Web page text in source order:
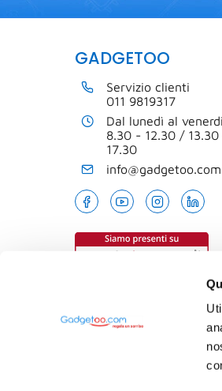
GADGETOO
Servizio clienti
011 9819317
Dal lunedì al venerdi
8.30 - 12.30 /
17.30
info@gadgetoo.com